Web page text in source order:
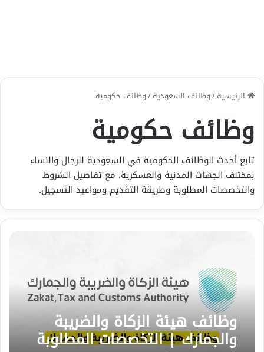
الرئيسية/وظائف السعودية/وظائف حكومية
وظائف حكومية
تابع أحدث الوظائف الحكومية في السعودية للرجال والنساء
بمختلف الجهات المدنية والعسكرية، مع تفاصيل الشروط
والتخصصات المطلوبة وطريقة التقديم ومواعيد التسجيل.
وظائف هيئة الزكاة والضريبة
والجمارك | التخصصات المطلوبة